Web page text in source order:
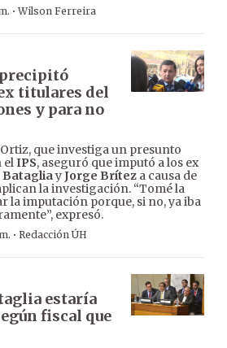
·Wilson Ferreira
titulares del
y para no
que investiga un presunto
elIPS, aseguró que imputó a los ex
BatagliayJorge Brítez a causa de
la investigación. “Tomé la
la imputación porque, si no, ya iba
expresó.
· Redacción ÚH
estaría
fiscal que